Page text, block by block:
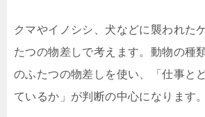
クマやイノシシ、犬などに襲われた
たつの物差しで考えます。動物の種
のふたつの物差しを使い、「仕事と
ているか」が判断の中心になります。